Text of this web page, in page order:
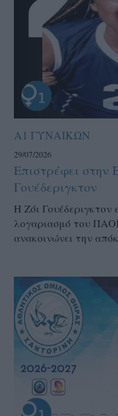
Α1 ΓΥΝΑΙΚΩΝ
29/07/2026
Επιστρέφει
Γουέδεριγκτον
Η Ζόι
λογαριασμό του
ανακοινώνει την